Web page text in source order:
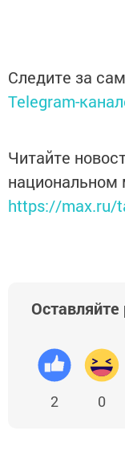
Следите за
Telegram-
Читайте
https://max.ru/
Оставляйте
2 0